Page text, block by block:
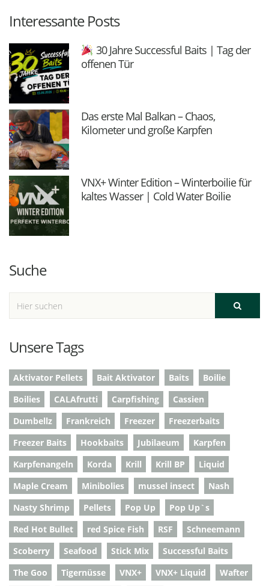
Interessante Posts
30 Jahre Successful Baits | Tag der
offenen Tür
Das erste Mal Balkan – Chaos,
Kilometer und große Karpfen
VNX+ Winter Edition – Winterboilie für
kaltes Wasser | Cold Water Boilie
Suche
Unsere Tags
Aktivator Pellets Bait Aktivator Baits
Boilie
Boilies
CALAfrutti Carpfishing
Cassien
Dumbellz
Frankreich Freezer
Freezerbaits
Freezer Baits
Hookbaits Jubilaeum
Karpfen
Karpfenangeln
Korda Krill Krill BP
Liquid
Maple Cream
Minibolies mussel insect
Nash
Nasty Shrimp
Pellets Pop Up
Pop Up`s
Red Hot Bullet
red Spice Fish RSF
Schneemann
Scoberry
Seafood Stick Mix
Successful Baits
The Goo
Tigernüsse VNX+ VNX+ Liquid
Wafter